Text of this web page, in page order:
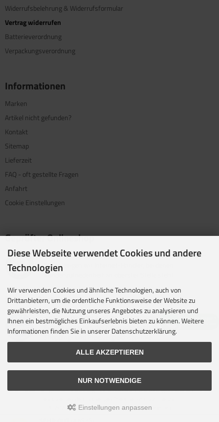
Widerrufsbelehrung & Widerrufsformular
Vertrag widerrufen
Batterieverordnung
Verpackungsverordnung
Informationen
Marken
Artikel nicht gefunden?
Kontakt
Sitemap
Lieferzeit
FAQ - oft gestellte Fragen
Anfahrt
Cookie Einstellungen
Geprüfter Onlineshop
Mit dem Vertrauenssiegel für kundenfreundliche Online-
Shops zeigen wir Internet-Händler, bei denen
Kundenzufriedenheit an oberster Stelle steht.
Unsere Partner
idealo ist eine der größten E-Commerce-Websites in
Europa und eines der führenden europäischen Online-
Shopping- und Preisvergleichsportale.
Alle Preise inkl. gesetzl. MwSt. zzgl.Versandkosten. Die durchgestrichenen Preise
© 2026 camppartner24 • Alle Rechte vorbehalten
Diese Webseite verwendet Cookies und andere
Technologien
Wir verwenden Cookies und ähnliche Technologien, auch von
Drittanbietern, um die ordentliche Funktionsweise der Website zu
gewährleisten, die Nutzung unseres Angebotes zu analysieren und
Ihnen ein bestmögliches Einkaufserlebnis bieten zu können. Weitere
Informationen finden Sie in unserer Datenschutzerklärung.
ALLE AKZEPTIEREN
NUR NOTWENDIGE
Einstellungen anpassen